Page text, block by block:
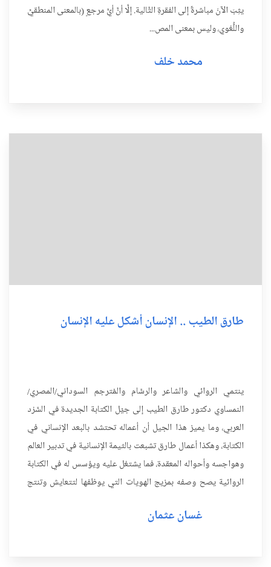
يثِبَ الآنَ مباشرةً إلى الفقرةِ التَّالية. إلَّا أنَّ أيَّ مرجعٍ (بالمعنى المنطقيِّ
واللُّغوي، وليس بمعنى المص...
محمد خلف
طارق الطيب .. الإنسان أشكل عليه الإنسان
ينتمي الروائي والشاعر والرسَّام والمُترجم السوداني/المصري/
النمساوي دكتور طارق الطيب إلى جيّل الكتابة الجديدة في السَّرْد
العربي، وما يميز هذا الجيل أن أعماله تحتشد بالبعد الإنساني في
الكتابة، وهكذا أعمال طارق تشبعت بالثيمة الإنسانية في تدبير العالم
وهواجسه وأحواله المعقدة، فما يشتغل عليه ويؤسس له في الكتابة
الروائية يصح وصفه بمزيج الهويات التي يوظفها لتتعايش وتنتج
غسان عثمان